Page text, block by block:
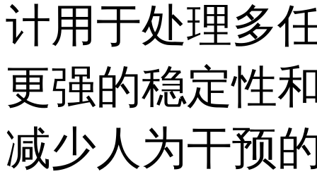
计用于处理多
更强的稳定性
减少人为干预